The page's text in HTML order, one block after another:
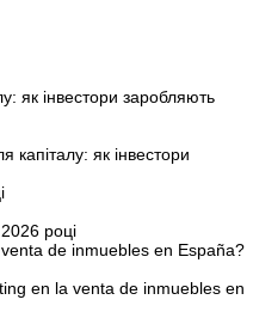
капіталу: як інвестори
році
en la venta de inmuebles en